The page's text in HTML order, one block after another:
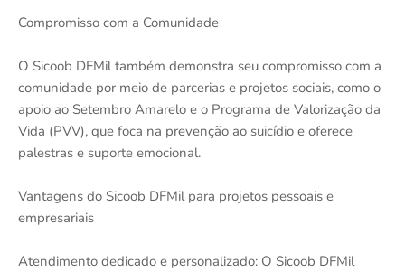
Compromisso com a Comunidade
O Sicoob DFMil também demonstra seu compromisso com a
comunidade por meio de parcerias e projetos sociais, como o
apoio ao Setembro Amarelo e o Programa de Valorização da
Vida (PVV), que foca na prevenção ao suicídio e oferece
palestras e suporte emocional.
Vantagens do Sicoob DFMil para projetos pessoais e
empresariais
Atendimento dedicado e personalizado: O Sicoob DFMil